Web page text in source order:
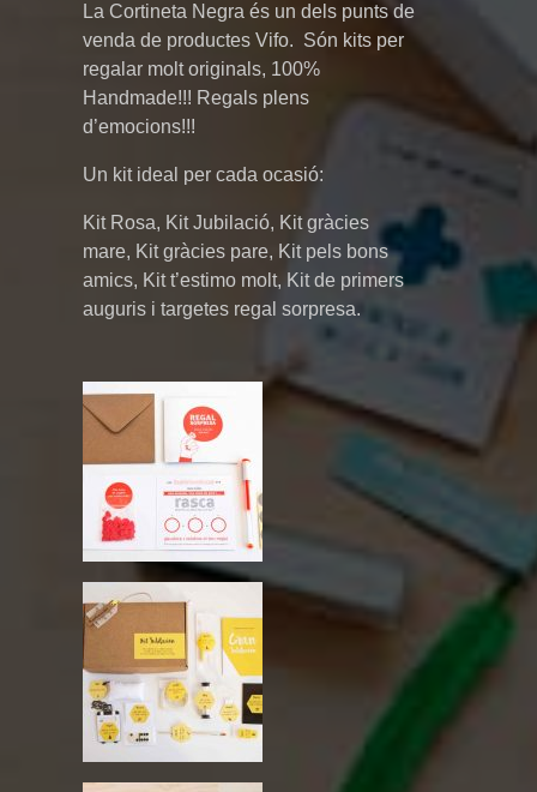
La Cortineta Negra és un dels punts de
venda de productes Vifo. Són kits per
regalar molt originals, 100%
Handmade!!! Regals plens
d’emocions!!!
Un kit ideal per cada ocasió:
Kit Rosa, Kit Jubilació, Kit gràcies
mare, Kit gràcies pare, Kit pels bons
amics, Kit t’estimo molt, Kit de primers
auguris i targetes regal sorpresa.